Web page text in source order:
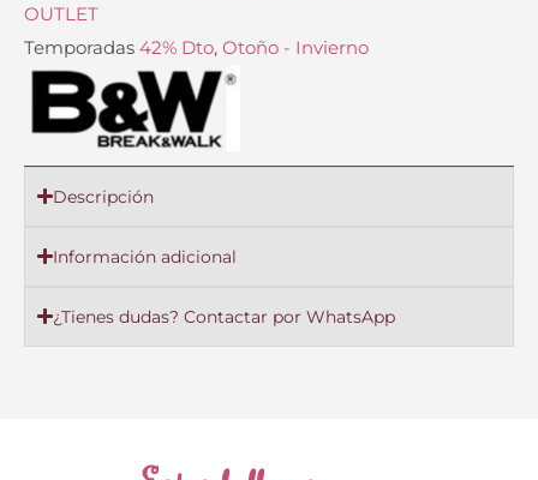
OUTLET
Temporadas 42% Dto, Otoño - Invierno
Descripción
Información adicional
¿Tienes dudas? Contactar por WhatsApp